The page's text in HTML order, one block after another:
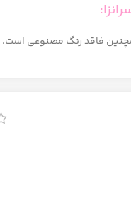
فاقد رنگ مصنوعی است.